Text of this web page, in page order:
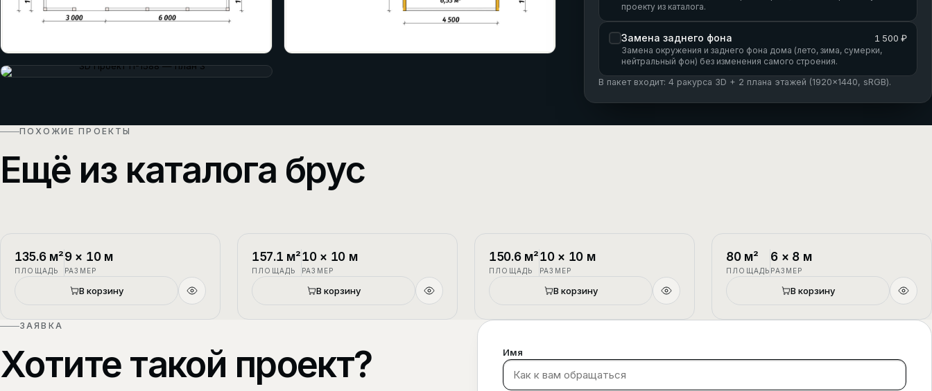
проекту из каталога.
Замена заднего фона 1 500 ₽
Замена окружения и заднего фона дома (лето, зима, сумерки,
нейтральный фон) без изменения самого строения.
В пакет входит: 4 ракурса 3D + 2 плана этажей (1920×1440, sRGB).
ПОХОЖИЕ ПРОЕКТЫ
Ещё из каталога брус
П-1
135.6м²
ПЛОЩАДЬ
9× 10м
РАЗМЕР
В корзину
П-2
157.1 м²
ПЛОЩАДЬ
10× 10 м
РАЗМЕР
В корзину
П-3
150.6м²
ПЛОЩАДЬ
10× 10 м
РАЗМЕР
В корзину
П-4
80м²
ПЛОЩАДЬ
6 × 8 м
РАЗМЕР
В корзину
ЗАЯВКА
Хотите такой проект? Имя